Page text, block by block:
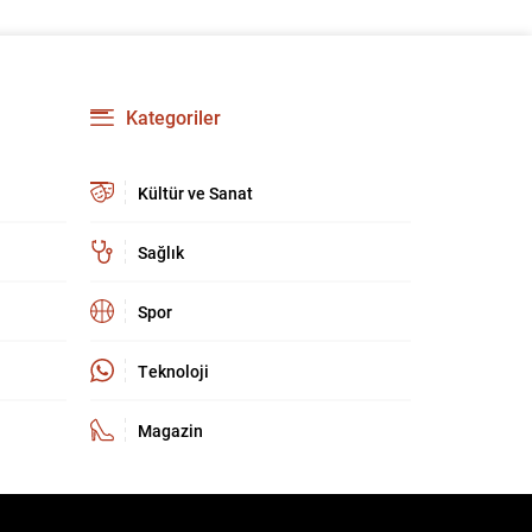
Kategoriler
Kültür ve Sanat
Sağlık
Spor
Teknoloji
Magazin